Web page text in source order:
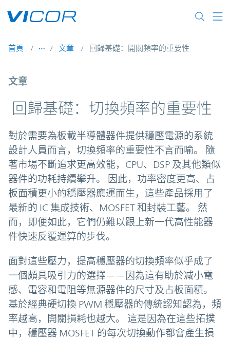
首頁 文章 回歸基礎：開關頻率的重要性
文章
回歸基礎：切換頻率的重要性
對於需要為板載半導體器件提供穩壓電源的系統
設計人員而言，切換頻率的重要性不言而喻。 隨
著市場不斷追求更高效能，CPU、DSP 及其他類似
器件的功耗持續攀升。 因此，功率密度更高、占
板面積更小的穩壓器應運而生，這些產品採用了
最新的 IC 集成技術、MOSFET 和封裝工藝。 然
而，即便如此，它們仍難以跟上新一代高性能器
件快速反覆運算的步伐。
面對這些壓力，提高穩壓器的切換頻率似乎成了
一個頗具吸引力的選擇——因為這有助於减小電
感、電容和電阻等無源器件的尺寸及占板面積。
基於經典硬切換 PWM 穩壓器的傳統認知認為，頻
率越高，開關損耗也越大。 這是因為在這些拓撲
中，穩壓器 MOSFET 的每次切換動作都會產生損